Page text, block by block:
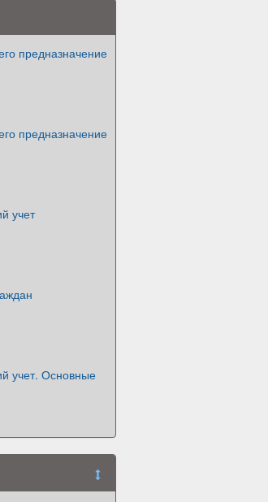
предназначение
предназначение
учет
учет. Основные